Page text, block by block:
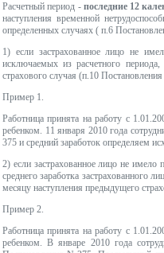
Расчетный период - последние 12
наступления временной
определенных случаях ( п.6
1) если застрахованное лицо не
исключаемых из расчетного
страхового случая (п.10
Пример 1.
Работница принята на работу с
ребенком. 11 января 2010 года
375 и средний заработок определяем
2) если застрахованное лицо не имело
среднего заработка застрахованного
месяцу наступления предыдущего
Пример 2.
Работница принята на работу с
ребенком. В январе 2010 года